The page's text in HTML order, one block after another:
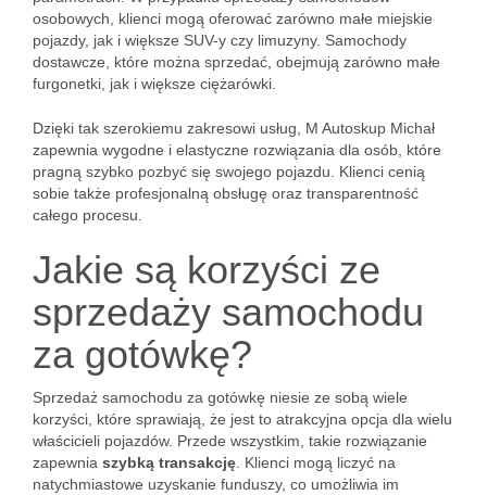
osobowych, klienci mogą oferować zarówno małe miejskie
pojazdy, jak i większe SUV-y czy limuzyny. Samochody
dostawcze, które można sprzedać, obejmują zarówno małe
furgonetki, jak i większe ciężarówki.
Dzięki tak szerokiemu zakresowi usług, M Autoskup Michał
zapewnia wygodne i elastyczne rozwiązania dla osób, które
pragną szybko pozbyć się swojego pojazdu. Klienci cenią
sobie także profesjonalną obsługę oraz transparentność
całego procesu.
Jakie są korzyści ze
sprzedaży samochodu
za gotówkę?
Sprzedaż samochodu za gotówkę niesie ze sobą wiele
korzyści, które sprawiają, że jest to atrakcyjna opcja dla wielu
właścicieli pojazdów. Przede wszystkim, takie rozwiązanie
zapewnia szybką transakcję . Klienci mogą liczyć na
natychmiastowe uzyskanie funduszy, co umożliwia im